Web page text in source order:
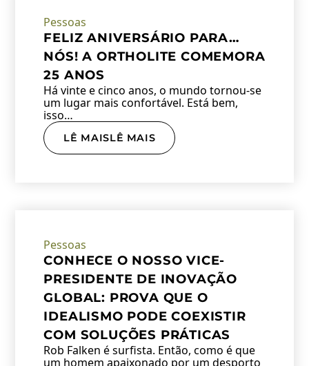
Pessoas
FELIZ ANIVERSÁRIO PARA…
NÓS! A ORTHOLITE COMEMORA
25 ANOS
Há vinte e cinco anos, o mundo tornou-se
um lugar mais confortável. Está bem,
isso…
LÊ MAISLÊ MAIS
Pessoas
CONHECE O NOSSO VICE-
PRESIDENTE DE INOVAÇÃO
GLOBAL: PROVA QUE O
IDEALISMO PODE COEXISTIR
COM SOLUÇÕES PRÁTICAS
Rob Falken é surfista. Então, como é que
um homem apaixonado por um desporto